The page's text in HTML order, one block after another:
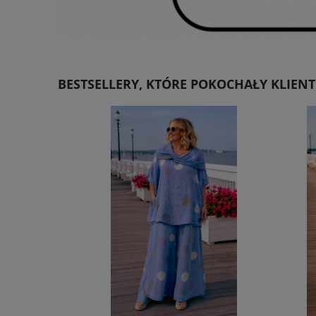
BESTSELLERY, KTÓRE POKOCHAŁY